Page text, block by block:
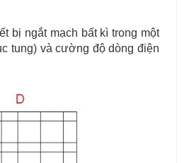
bị ngắt mạch bất kì trong một
tung) và cường độ dòng điện